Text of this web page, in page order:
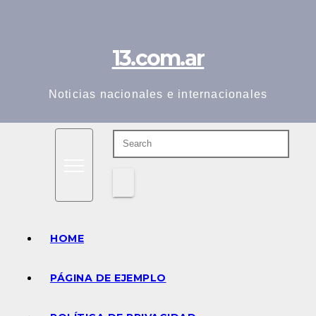
13.com.ar
Noticias nacionales e internacionales
HOME
PÁGINA DE EJEMPLO